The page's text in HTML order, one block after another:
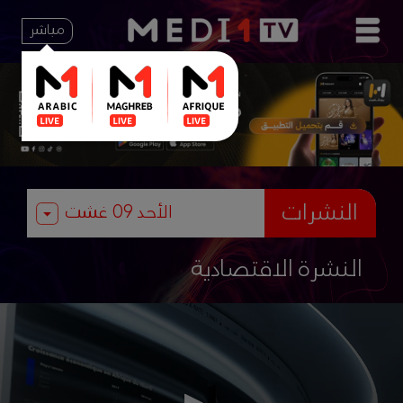
مباشر
النشرات
النشرة الاقتصادية